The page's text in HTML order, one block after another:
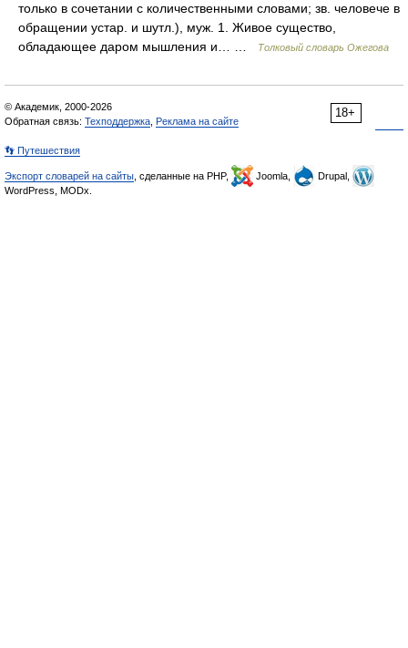
только в сочетании с количественными словами; зв. человече в
обращении устар. и шутл.), муж. 1. Живое существо,
обладающее даром мышления и… …
Толковый словарь Ожегова
18+
© Академик, 2000-2026
Обратная связь: Техподдержка Реклама на сайте
👣 Путешествия
Экспорт словарей на сайты , сделанные на PHP, Joomla,
Drupal,
WordPress, MODx.